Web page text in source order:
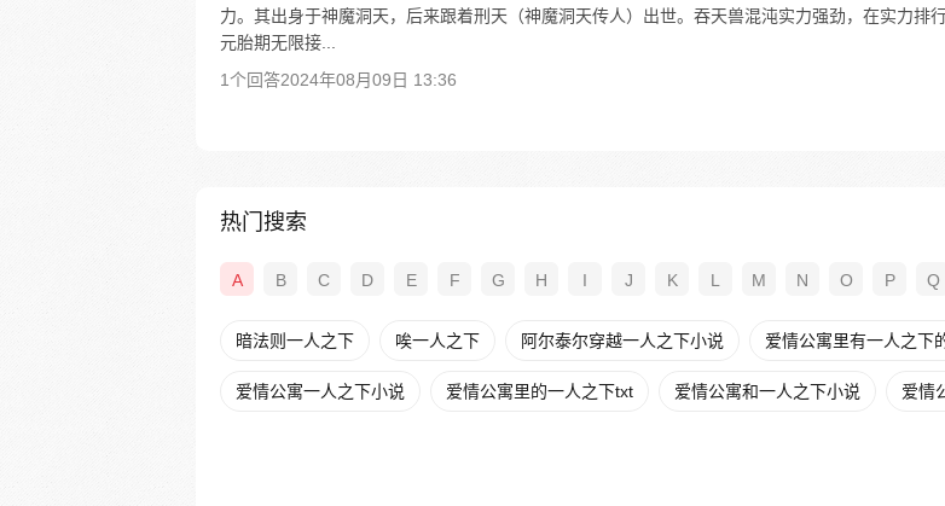
力。其出身于神魔洞天，后来跟着刑天（神魔洞天传人）出世。吞天兽混沌实力强劲，在实力排
元胎期无限接...
1个回答2024年08月09日 13:36
热门搜索
A B C D E F G H I J K L M N O P Q
暗法则一人之下 唉一人之下 阿尔泰尔穿越一人之下小说 爱情公寓里有一人之下
爱情公寓一人之下小说 爱情公寓里的一人之下txt 爱情公寓和一人之下小说 爱情